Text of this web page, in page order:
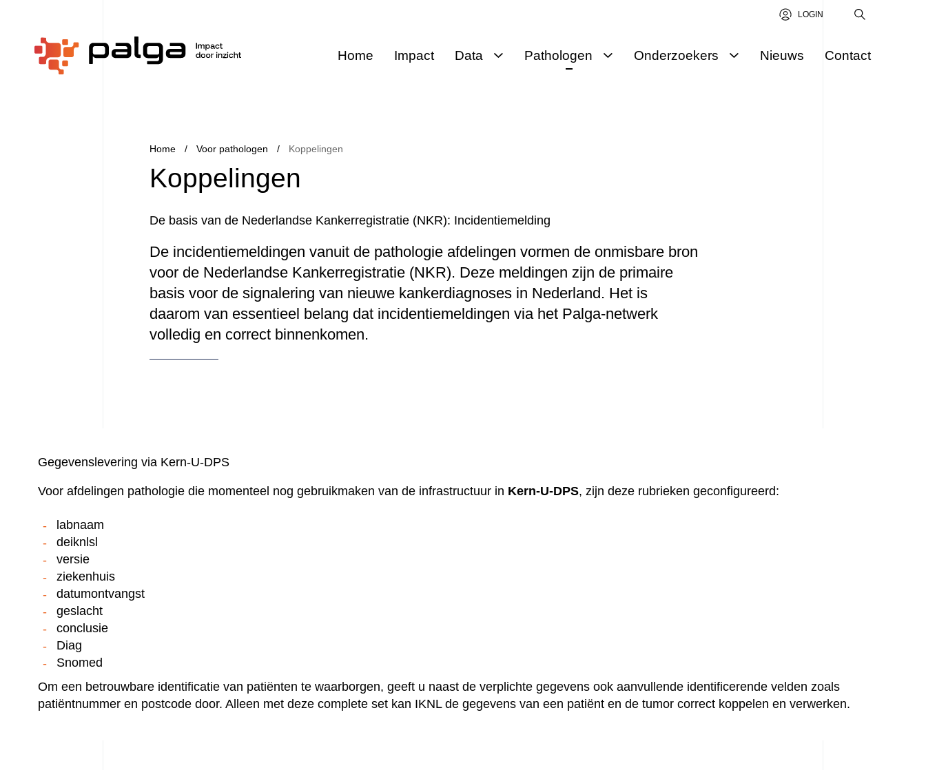
LOGIN
Home Impact Data Pathologen
Moleculaire
Koppelingen
Palga-raad
Onderzoekers Nieuws Contact
Home Voor pathologen Koppelingen
Koppelingen
De basis van de Nederlandse Kankerregistratie (NKR): Incidentiemelding
De incidentiemeldingen vanuit de pathologie afdelingen vormen de onmisbare bron
voor de Nederlandse Kankerregistratie (NKR). Deze meldingen zijn de primaire
basis voor de signalering van nieuwe kankerdiagnoses in Nederland. Het is
daarom van essentieel belang dat incidentiemeldingen via het Palga-netwerk
volledig en correct binnenkomen.
Gegevenslevering via Kern-U-DPS
Voor afdelingen pathologie die momenteel nog gebruikmaken van de infrastructuur in Kern-U-DPS, zijn deze rubrieken geconfigureerd:
labnaam
deiknlsl
versie
ziekenhuis
datumontvangst
geslacht
conclusie
Diag
Snomed
Om een betrouwbare identificatie van patiënten te waarborgen, geeft u naast de verplichte gegevens ook aanvullende identificerende velden zoals
patiëntnummer en postcode door. Alleen met deze complete set kan IKNL de gegevens van een patiënt en de tumor correct koppelen en verwerken.